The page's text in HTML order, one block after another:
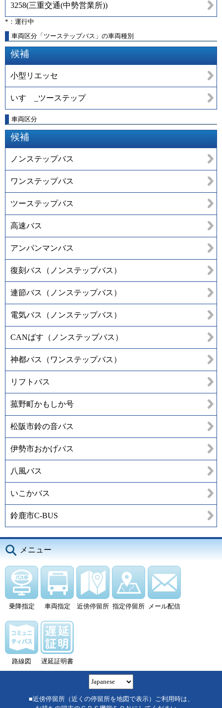
3258(三重交通(中勢営業所))
*：運行中
車両区分「ツーステップバス」の車両種別
候補
小型リエッセ
いすゞ_ツーステップ
車両区分
候補
ノンステップバス
ワンステップバス
ツーステップバス
高速バス
アンパンマンバス
復刻バス（ノンステップバス）
連節バス（ノンステップバス）
電気バス（ノンステップバス）
CANばす（ノンステップバス）
神都バス（ワンステップバス）
リフトバス
菰野町かもしか号
松阪市鈴の音バス
伊勢市おかげバス
八風バス
いこかバス
鈴鹿市C-BUS
メニュー
乗降指定 車両指定 近傍停留所 指定停留所 メール配信
路線図 遅延証明書
■近傍停留所（近くの停留所を地図で表示）ご利用時は、